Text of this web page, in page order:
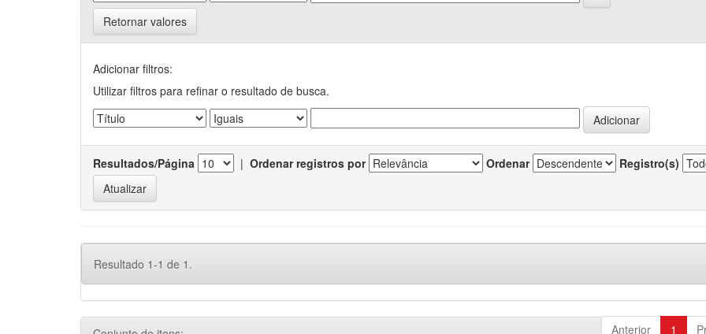
Retornar valores
Adicionar filtros:
Utilizar filtros para refinar o resultado de busca.
Resultados/Página | Ordenar registros por Ordenar Registro(s)
Resultado 1-1 de 1.
Anterior 1